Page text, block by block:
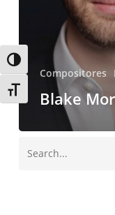
Alternar alto contraste
Alternar tamaño de
Compositores
Blake